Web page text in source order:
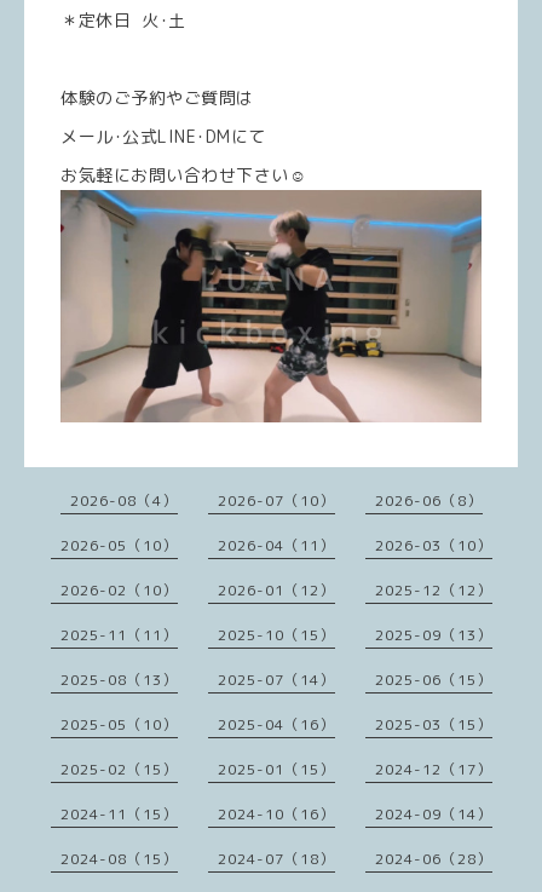
＊定休日 火･土
体験のご予約やご質問は
メール･公式LINE･DMにて
お気軽にお問い合わせ下さい☺️
2026-08（4） 2026-07（10） 2026-06（8）
2026-05（10） 2026-04（11） 2026-03（10）
2026-02（10） 2026-01（12） 2025-12（12）
2025-11（11） 2025-10（15） 2025-09（13）
2025-08（13） 2025-07（14） 2025-06（15）
2025-05（10） 2025-04（16） 2025-03（15）
2025-02（15） 2025-01（15） 2024-12（17）
2024-11（15） 2024-10（16） 2024-09（14）
2024-08（15） 2024-07（18） 2024-06（28）